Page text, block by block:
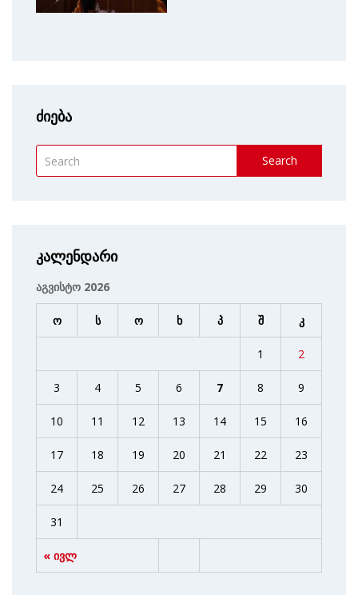
ძიება
Search
კალენდარი
აგვისტო 2026
ო ს ო ხ პ შ კ
« ივლ
1 2
3 4 5 6 7 8 9
10 11 12 13 14 15 16
17 18 19 20 21 22 23
24 25 26 27 28 29 30
31